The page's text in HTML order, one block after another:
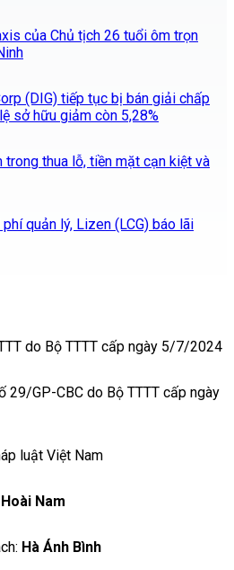
của Chủ tịch 26 tuổi ôm trọn
(DIG) tiếp tục bị bán giải chấp
sở hữu giảm còn 5,28%
trong thua lỗ, tiền mặt cạn kiệt và
quản lý, Lizen (LCG) báo lãi
do Bộ TTTT cấp ngày 5/7/2024
29/GP-CBC do Bộ TTTT cấp ngày
luật Việt Nam
Nam
Hà Ánh Bình